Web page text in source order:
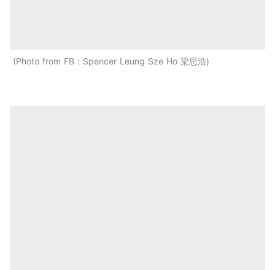
Photo from FB：Spencer Leung Sze Ho 梁思浩